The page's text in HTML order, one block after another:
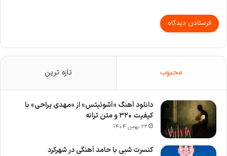
محبوب تازه ترین
دانلود آهنگ «آشوئیتس» از «مهدی یراحی» با
کیفیت ۳۲۰ و متن ترانه
۲۲ بهمن ۱۴۰۴
کنسرت شبی با حامد آهنگی در شهرکرد